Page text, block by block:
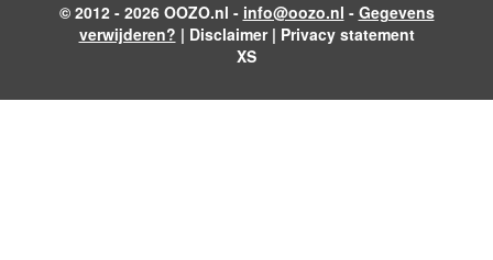
© 2012 - 2026 OOZO.nl - info@oozo.nl - Gegevens
verwijderen? | Disclaimer| Privacy statement
XS